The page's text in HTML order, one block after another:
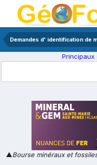
Demandes d' identification de
Principaux
▲Bourse minéraux et